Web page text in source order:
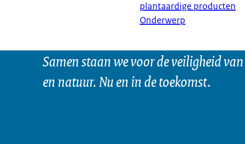
plantaardige producten
Onderwerp
Samen staan we voor de veiligheid
en natuur. Nu en in de toekomst.